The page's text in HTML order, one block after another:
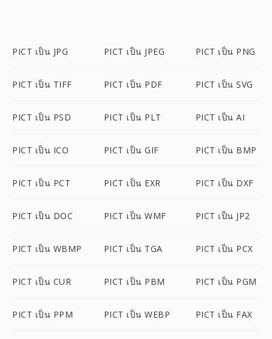
PICT เป็น JPG PICT เป็น JPEG PICT เป็น PNG
PICT เป็น TIFF PICT เป็น PDF PICT เป็น SVG
PICT เป็น PSD PICT เป็น PLT PICT เป็น AI
PICT เป็น ICO PICT เป็น GIF PICT เป็น BMP
PICT เป็น PCT PICT เป็น EXR PICT เป็น DXF
PICT เป็น DOC PICT เป็น WMF PICT เป็น JP2
PICT เป็น WBMP PICT เป็น TGA PICT เป็น PCX
PICT เป็น CUR PICT เป็น PBM PICT เป็น PGM
PICT เป็น PPM PICT เป็น WEBP PICT เป็น FAX